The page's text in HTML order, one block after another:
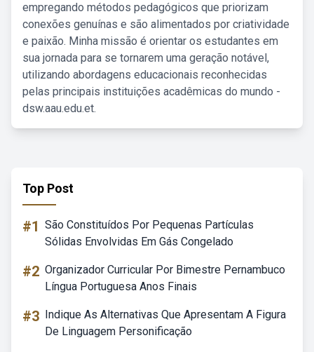
empregando métodos pedagógicos que priorizam
conexões genuínas e são alimentados por criatividade
e paixão. Minha missão é orientar os estudantes em
sua jornada para se tornarem uma geração notável,
utilizando abordagens educacionais reconhecidas
pelas principais instituições acadêmicas do mundo -
dsw.aau.edu.et.
Top Post
#1 São Constituídos Por Pequenas Partículas
Sólidas Envolvidas Em Gás Congelado
#2 Organizador Curricular Por Bimestre Pernambuco
Língua Portuguesa Anos Finais
#3 Indique As Alternativas Que Apresentam A Figura
De Linguagem Personificação